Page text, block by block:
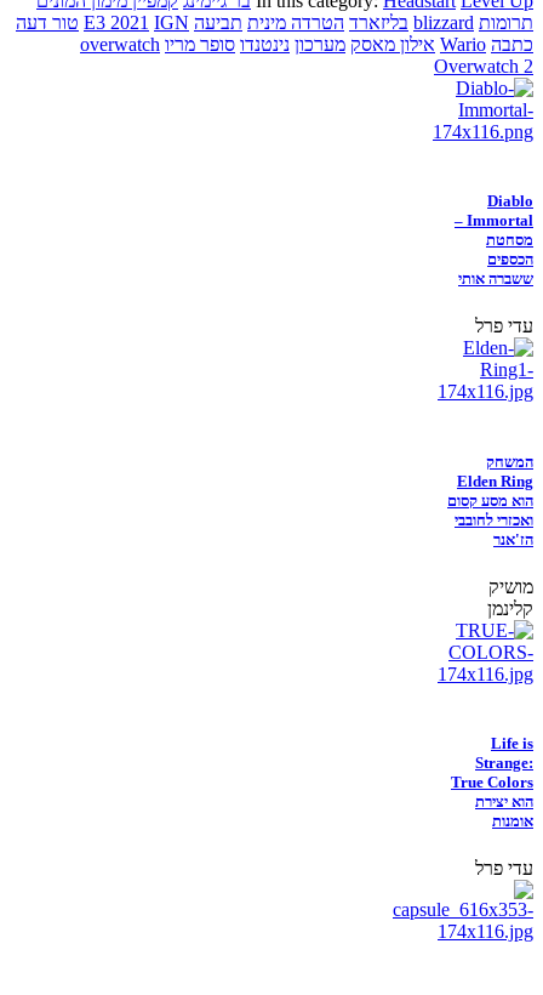
תרומות blizzard בליזארד הטרדה מינית תביעה E3 2021 IGN
טור דעה
כתבה Wario אילון מאסק מערכון נינטנדו סופר מריו overwatch
Overwatch 2
Diablo
Immortal –
מסחטת
הכספים
ששברה אותי
עדי פרל
המשחק
Elden Ring
הוא מסע קסום
ואכזרי לחובבי
הז'אנר
מושיק
קלינמן
Life is
Strange:
True Colors
הוא יצירת
אומנות
עדי פרל